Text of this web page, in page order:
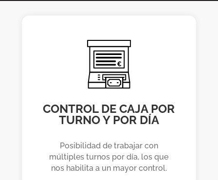
CONTROL DE CAJA POR
TURNO Y POR DÍA
Posibilidad de trabajar con
múltiples turnos por día, los que
nos habilita a un mayor control.